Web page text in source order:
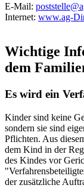
E-Mail:
Internet: www.ag-
Wichtige
dem
Es wird ein
Kinder sind keine
sondern sie sind
Pflichten. Aus
dem Kind in der
des Kindes vor
der zusätzliche